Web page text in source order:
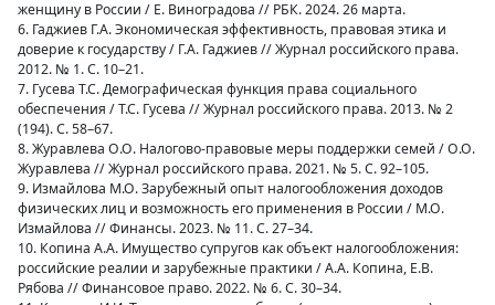
женщину в России / Е. Виноградова // РБК. 2024. 26 марта.
6. Гаджиев Г.А. Экономическая эффективность, правовая этика и
доверие к государству / Г.А. Гаджиев // Журнал российского права.
2012. № 1. С. 10–21.
7. Гусева Т.С. Демографическая функция права социального
обеспечения / Т.С. Гусева // Журнал российского права. 2013. № 2
(194). С. 58–67.
8. Журавлева О.О. Налогово-правовые меры поддержки семей / О.О.
Журавлева // Журнал российского права. 2021. № 5. С. 92–105.
9. Измайлова М.О. Зарубежный опыт налогообложения доходов
физических лиц и возможность его применения в России / М.О.
Измайлова // Финансы. 2023. № 11. С. 27–34.
10. Копина А.А. Имущество супругов как объект налогообложения:
российские реалии и зарубежные практики / А.А. Копина, Е.В.
Рябова // Финансовое право. 2022. № 6. С. 30–34.